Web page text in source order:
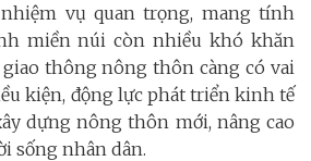
vụ quan trọng, mang tính
miền núi còn nhiều khó khăn
thông nông thôn càng có vai
kiện, động lực phát triển kinh tế
dựng nông thôn mới, nâng cao
sống nhân dân.